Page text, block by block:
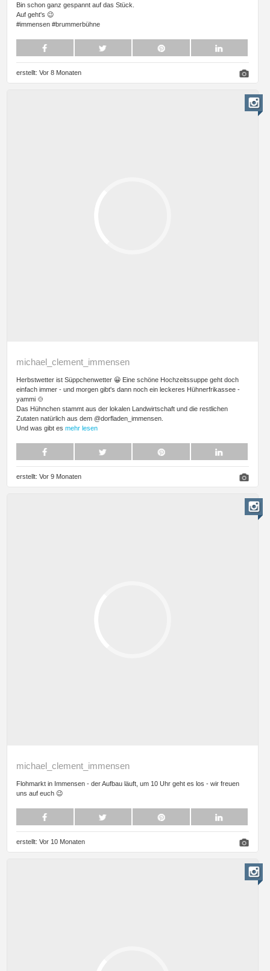
Bin schon ganz gespannt auf das Stück.
Auf geht's 😉
#immensen #brummerbühne
erstellt: Vor 8 Monaten
michael_clement_immensen
Herbstwetter ist Süppchenwetter 😀 Eine schöne Hochzeitssuppe geht doch
einfach immer - und morgen gibt's dann noch ein leckeres Hühnerfrikassee -
yammi 🍲
Das Hühnchen stammt aus der lokalen Landwirtschaft und die restlichen
Zutaten natürlich aus dem @dorfladen_immensen.
Und was gibt es mehr lesen
erstellt: Vor 9 Monaten
michael_clement_immensen
Flohmarkt in Immensen - der Aufbau läuft, um 10 Uhr geht es los - wir freuen
uns auf euch 😉
erstellt: Vor 10 Monaten